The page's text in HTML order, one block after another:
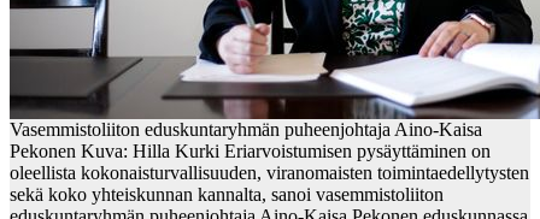
Vasemmistoliiton eduskuntaryhmän puheenjohtaja Aino-Kaisa
Pekonen Kuva: Hilla Kurki Eriarvoistumisen pysäyttäminen on
oleellista kokonaisturvallisuuden, viranomaisten toimintaedellytysten
sekä koko yhteiskunnan kannalta, sanoi vasemmistoliiton